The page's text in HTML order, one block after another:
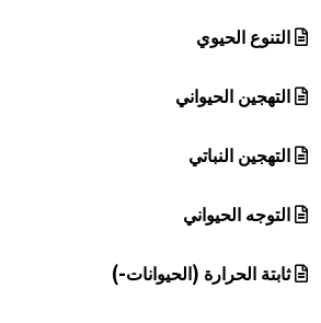
التنوع الحيوي
التهجين الحيواني
التهجين النباتي
التوجه الحيواني
ثابتة الحرارة (الحيوانات-)